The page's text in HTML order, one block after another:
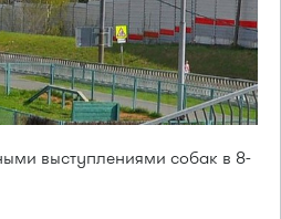
выступлениями собак в 8-